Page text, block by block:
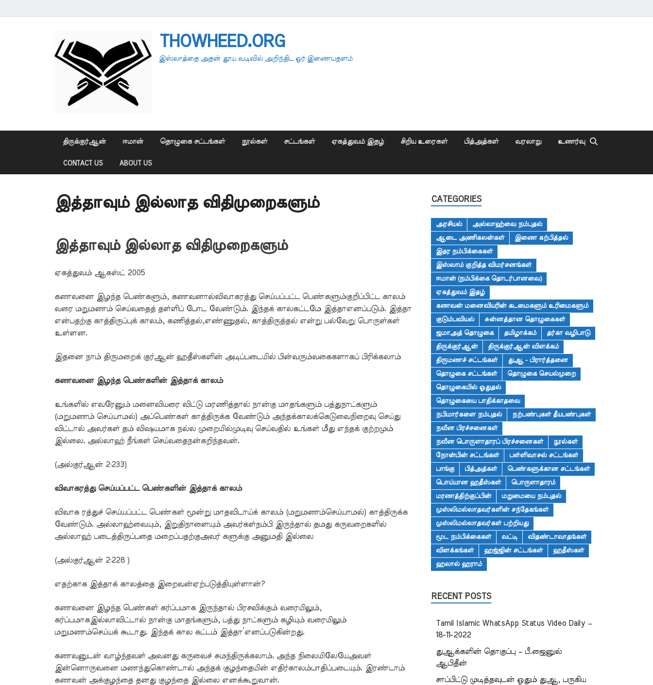
THOWHEED.ORG
இஸ்லாத்தை அதன் தூய வடிவில் அறிந்திட ஓர் இணையதளம்
திருக்குர்ஆன் ஈமான் தொழுகை சட்டங்கள் நூல்கள் சட்டங்கள் ஏகத்துவம் இதழ் சிறிய உரைகள் பித்அத்கள் வரலாறு உணர்வு
CONTACT US ABOUT US
இத்தாவும் இல்லாத விதிமுறைகளும்
இத்தாவும் இல்லாத விதிமுறைகளும்
ஏகத்துவம் ஆகஸ்ட் 2005
கணவனை இழந்த பெண்களும், கணவனால்விவாகரத்து செய்யப்பட்ட பெண்களும்குறிப்பிட்ட காலம்
வரை மறுமணம் செய்வதைத் தள்ளிப் போட வேண்டும். இந்தக் காலகட்டமே இத்தாஎனப்படும். இத்தா
என்பதற்கு காத்திருப்புக் காலம், கணித்தல்,எண்ணுதல், காத்திருத்தல் என்று பல்வேறு பொருள்கள்
உள்ளன.
இதனை நாம் திருமறைக் குர்ஆன் ஹதீஸ்களின் அடிப்படையில் பின்வரும்வகைகளாகப் பிரிக்கலாம்
கணவனை இழந்த பெண்களின் இத்தாக் காலம்
உங்களில் எவரேனும் மனைவியரை விட்டு மரணித்தால் நான்கு மாதங்களும் பத்துநாட்களும்
(மறுமணம் செய்யாமல்) அப்பெண்கள் காத்திருக்க வேண்டும் அந்தக்காலக்கெடுவைநிறைவு செய்து
விட்டால் அவர்கள் தம் விஷயமாக நல்ல முறையில்முடிவு செய்வதில் உங்கள் மீது எந்தக் குற்றமும்
இல்லை. அல்லாஹ் நீங்கள் செய்வதைநன்கறிந்தவன்.
(அல்குர்ஆன் 2:233)
விவாகரத்து செய்யப்பட்ட பெண்களின் இத்தாக் காலம்
விவாக ரத்துச் செய்யப்பட்ட பெண்கள் மூன்று மாதவிடாய்க் காலம் (மறுமணம்செய்யாமல்) காத்திருக்க
வேண்டும். அல்லாஹ்வையும், இறுதிநாளையும் அவர்கள்நம்பி இருந்தால் தமது கருவறைகளில்
அல்லாஹ் படைத்திருப்பதை மறைப்பதற்குஅவர் களுக்கு அனுமதி இல்லை
(அல்குர்ஆன் 2:228 )
எதற்காக இத்தாக் காலத்தை இறைவன்ஏற்படுத்தியுள்ளான்?
கணவனை இழந்த பெண்கள் கர்ப்பமாக இருந்தால் பிரசவிக்கும் வரையிலும்,
கர்ப்பமாகஇல்லாவிட்டால் நான்கு மாதங்களும், பத்து நாட்களும் கழியும் வரையிலும்
மறுமணம்செய்யக் கூடாது. இந்தக் கால கட்டம் இத்தா’எனப்படுகின்றது.
கணவனுடன் வாழ்ந்தவள் அவனது கருவைச் சுமந்திருக்கலாம்; அந்த நிலையிலேயேஅவள்
இன்னொருவனை மணந்துகொண்டால் அந்தக் குழந்தையின் எதிர்காலம்பாதிப்படையும். இரண்டாம்
கணவன் அக்குழந்தை தனது குழந்தை இல்லை எனக்கூறுவான்.
CATEGORIES
அரசியல்
அல்லாஹ்வை நம்புதல்
ஆடை அணிகலன்கள்
இணை கற்பித்தல்
இதர நம்பிக்கைகள்
இஸ்லாம் குறித்த விமர்சனங்கள்
ஈமான் (நம்பிக்கை தொடர்பானவை)
ஏகத்துவம் இதழ்
கணவன் மனைவியரின் கடமைகளும் உரிமைகளும்
குடும்பவியல்
சுன்னத்தான தொழுகைகள்
ஜமாஅத் தொழுகை
தமிழாக்கம்
தர்கா வழிபாடு
திருக்குர்ஆன்
திருக்குர்ஆன் விளக்கம்
திருமணச் சட்டங்கள்
துஆ - பிரார்த்தனை
தொழுகை சட்டங்கள்
தொழுகை செயல்முறை
தொழுகையில் ஓதுதல்
தொழுகையை பாதிக்காதவை
நபிமார்களை நம்புதல்
நற்பண்புகள் தீயபண்புகள்
நவீன பிரச்சனைகள்
நவீன பொருளாதாரப் பிரச்சனைகள்
நூல்கள்
நோன்பின் சட்டங்கள்
பள்ளிவாசல் சட்டங்கள்
பாங்கு
பித்அத்கள்
பெண்களுக்கான சட்டங்கள்
பொய்யான ஹதீஸ்கள்
பொருளாதாரம்
மரணத்திற்குப்பின்
மறுமையை நம்புதல்
முஸ்லிமல்லாதவர்களின் சந்தேகங்கள்
முஸ்லிமல்லாதவர்கள் பற்றியது
மூட நம்பிக்கைகள்
வட்டி
விதண்டாவாதங்கள்
விளக்கங்கள்
ஹஜ்ஜின் சட்டங்கள்
ஹதீஸ்கள்
ஹலால் ஹராம்
RECENT POSTS
Tamil Islamic WhatsApp Status Video Daily –
18-11-2022
துஆக்களின் தொகுப்பு – பீ.ஜைனுல்
ஆபிதீன்
சாப்பிட்டு முடித்தவுடன் ஓதும் துஆ, பருகிய